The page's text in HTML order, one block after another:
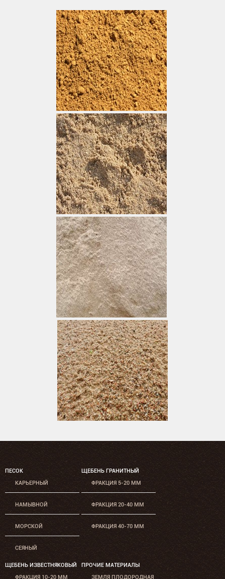
ПЕСОК
КАРЬЕРНЫЙ
НАМЫВНОЙ
МОРСКОЙ
СЕЯНЫЙ
ЩЕБЕНЬ ГРАНИТНЫЙ
ФРАКЦИЯ 5-20 ММ
ФРАКЦИЯ 20-40 ММ
ФРАКЦИЯ 40-70 ММ
ЩЕБЕНЬ ИЗВЕСТНЯКОВЫЙ
ФРАКЦИЯ 10-20 ММ
ПРОЧИЕ МАТЕРИАЛЫ
ЗЕМЛЯ ПЛОДОРОДНАЯ